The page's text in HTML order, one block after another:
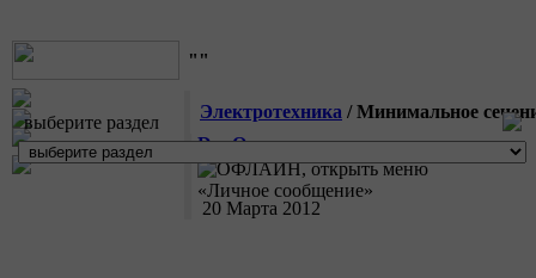
выберите раздел
""
Электротехника / Минимальное
D.mOn
20 Марта 2012